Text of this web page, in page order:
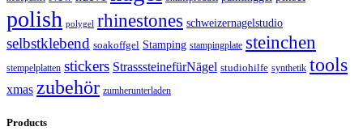
polish polygel rhinestones schweizernagelstudio
selbstklebend soakoffgel Stamping stampingplate steinchen
stempelplatten stickers StrasssteinefürNägel studiohilfe synthetik tools
xmas zubehör zumherunterladen
Products